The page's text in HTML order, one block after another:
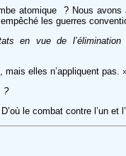
atomique ? Nous avons
les guerres
en vue de l’élimination
elles n’appliquent pas.
?
le combat contre l’un et